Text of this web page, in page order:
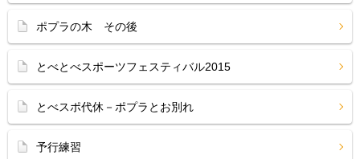
ポプラの木 その後
とべとべスポーツフェスティバル2015
とべスポ代休－ポプラとお別れ
予行練習